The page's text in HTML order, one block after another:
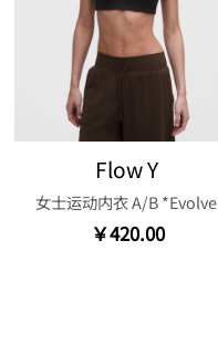
Flow Y
女士运动内衣 A/B *Evolve
￥420.00